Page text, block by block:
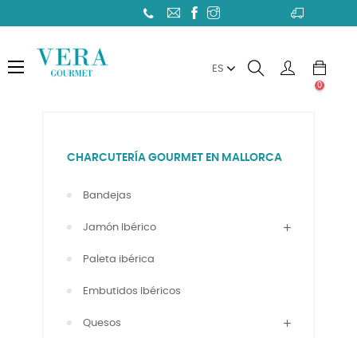
Toggle
☰ ES
0
CHARCUTERÍA GOURMET EN MALLORCA
Bandejas
Jamón Ibérico
Paleta ibérica
Embutidos Ibéricos
Quesos